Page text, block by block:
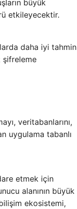
büyük
etkileyecektir.
daha iyi tahmin
şifreleme
veritabanlarını,
uygulama tabanlı
etmek için
alanının büyük
ekosistemi,